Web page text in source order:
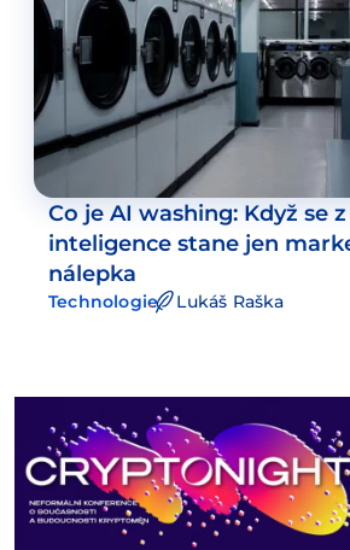
Co je AI washing: Když se
inteligence stane jen
nálepka
Technologie Lukáš Raška